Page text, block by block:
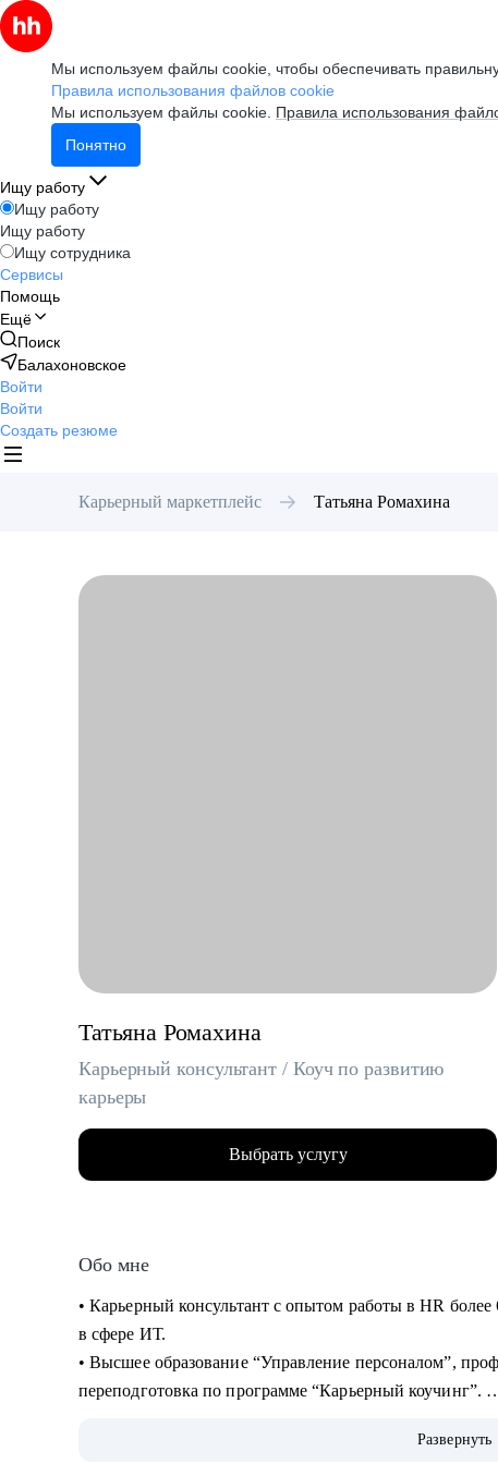
Мы используем файлы cookie, чтобы обеспечивать
Правила использования файлов cookie
Мы используем файлы cookie. Правила использования
Понятно
Ищу работу
Ищу работу
Ищу работу
Ищу сотрудника
Сервисы
Помощь
Ещё
Поиск
Балахоновское
Войти
Войти
Создать резюме
Карьерный маркетплейс Татьяна Ромахина
Татьяна Ромахина
Карьерный консультант / Коуч по развитию
карьеры
Выбрать услугу
Обо мне
• Карьерный консультант с опытом работы в HR более
в сфере ИТ.
• Высшее образование “Управление персоналом”,
переподготовка по программе “Карьерный коучинг”.
Развернуть